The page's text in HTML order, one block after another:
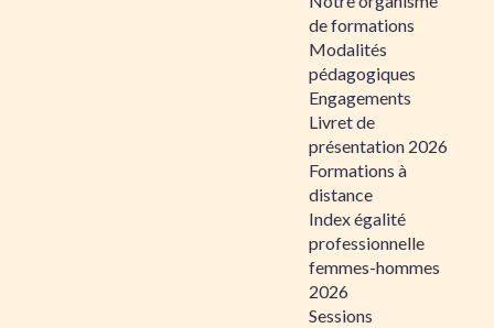
de formations
Modalités
pédagogiques
Engagements
Livret de
présentation 2026
Formations à
distance
Index égalité
professionnelle
femmes-hommes
2026
Sessions